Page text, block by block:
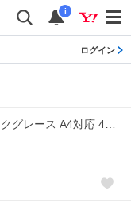
i
ログイン